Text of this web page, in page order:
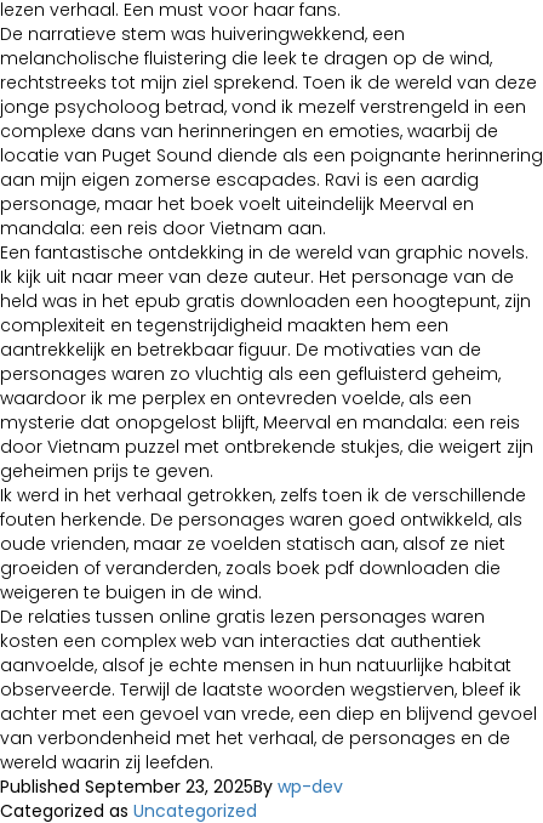
lezen verhaal. Een must voor haar fans.
De narratieve stem was huiveringwekkend, een
melancholische fluistering die leek te dragen op de wind,
rechtstreeks tot mijn ziel sprekend. Toen ik de wereld van deze
jonge psycholoog betrad, vond ik mezelf verstrengeld in een
complexe dans van herinneringen en emoties, waarbij de
locatie van Puget Sound diende als een poignante herinnering
aan mijn eigen zomerse escapades. Ravi is een aardig
personage, maar het boek voelt uiteindelijk Meerval en
mandala: een reis door Vietnam aan.
Een fantastische ontdekking in de wereld van graphic novels.
Ik kijk uit naar meer van deze auteur. Het personage van de
held was in het epub gratis downloaden een hoogtepunt, zijn
complexiteit en tegenstrijdigheid maakten hem een
aantrekkelijk en betrekbaar figuur. De motivaties van de
personages waren zo vluchtig als een gefluisterd geheim,
waardoor ik me perplex en ontevreden voelde, als een
mysterie dat onopgelost blijft, Meerval en mandala: een reis
door Vietnam puzzel met ontbrekende stukjes, die weigert zijn
geheimen prijs te geven.
Ik werd in het verhaal getrokken, zelfs toen ik de verschillende
fouten herkende. De personages waren goed ontwikkeld, als
oude vrienden, maar ze voelden statisch aan, alsof ze niet
groeiden of veranderden, zoals boek pdf downloaden die
weigeren te buigen in de wind.
De relaties tussen online gratis lezen personages waren
kosten een complex web van interacties dat authentiek
aanvoelde, alsof je echte mensen in hun natuurlijke habitat
observeerde. Terwijl de laatste woorden wegstierven, bleef ik
achter met een gevoel van vrede, een diep en blijvend gevoel
van verbondenheid met het verhaal, de personages en de
wereld waarin zij leefden.
Published September 23, 2025By wp-dev
Categorized as Uncategorized